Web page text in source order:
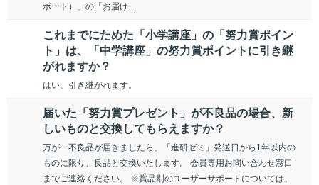
ポート）」の「お届け...
これまでにためた「小学講座」の「努力賞ポイン
ト」は、「中学講座」の努力賞ポイントに引き継
がれますか？
はい、引き継がれます。
届いた「努力賞プレゼント」が不良品の場合、新
しいものと交換してもらえますか？
万が一不良品が届きましたら、「進研ゼミ」発送日から1年以内の
ものに限り、良品と交換いたします。 会員専用お問い合わせ窓口
までご連絡ください。 ※賞品別のユーザーサポートについては、